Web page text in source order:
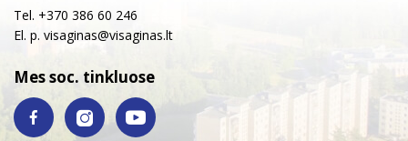
Tel. +370 386 60 246
El. p. visaginas@visaginas.lt
Mes soc. tinkluose